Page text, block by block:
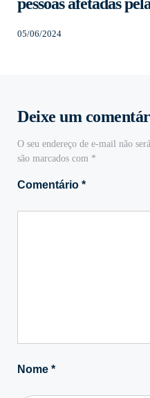
05/06/2024
Deixe um
O seu endereço de e-mail não
são marcados com *
Comentário *
Nome *